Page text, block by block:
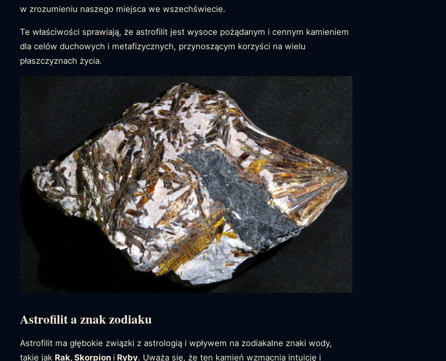
w zrozumieniu naszego miejsca we wszechświecie.
Te właściwości sprawiają, że astrofilit jest wysoce pożądanym i cennym kamieniem
dla celów duchowych i metafizycznych, przynoszącym korzyści na wielu
płaszczyznach życia.
Astrofilit a znak zodiaku
Astrofilit ma głębokie związki z astrologią i wpływem na zodiakalne znaki wody,
takie jak Rak, Skorpion i Ryby. Uważa się, że ten kamień wzmacnia intuicję i